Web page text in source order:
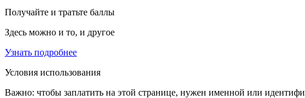
Получайте и тратьте баллы
Здесь можно и то, и другое
Узнать подробнее
Условия использования
Важно: чтобы заплатить на этой странице, нужен именной или